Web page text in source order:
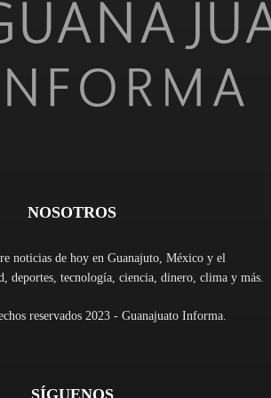
NOSOTROS
noticias de hoy en Guanajuto, México y el
deportes, tecnología, ciencia, dinero, clima y más.
reservados 2023 - Guanajuato Informa.
SÍGUENOS